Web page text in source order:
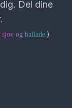
Del dine
sjov og ballade.)